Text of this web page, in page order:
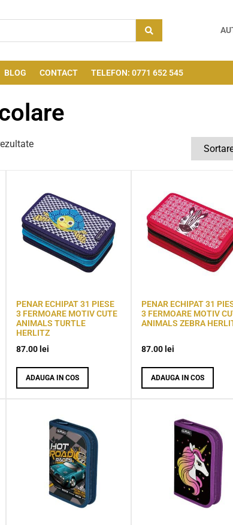
BLOG CONTACT TELEFON: 0771 652 545
PENAR ECHIPAT 31 PIESE
3 FERMOARE MOTIV CUTE
ANIMALS TURTLE
HERLITZ
87.00 lei
ADAUGA IN COS
PENAR ECHIPAT 31
3 FERMOARE MOTIV
ANIMALS ZEBRA
87.00 lei
ADAUGA IN COS